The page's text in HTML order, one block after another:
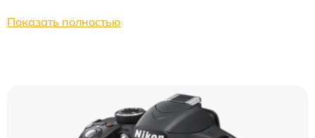
Показать полностью